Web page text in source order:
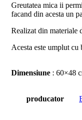
Greutatea mica ii
facand din acesta un
Realizat din materiale
Acesta este umplut
Dimensiune : 60×48
producator